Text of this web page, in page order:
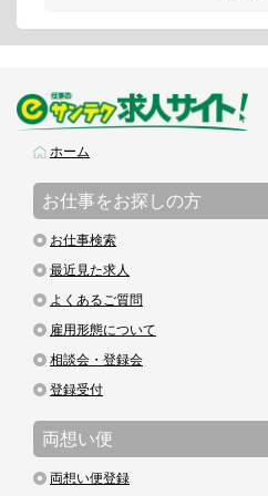
ホーム
お仕事をお探しの方
お仕事検索
最近見た求人
よくあるご質問
雇用形態について
相談会・登録会
登録受付
両想い便
両想い便登録